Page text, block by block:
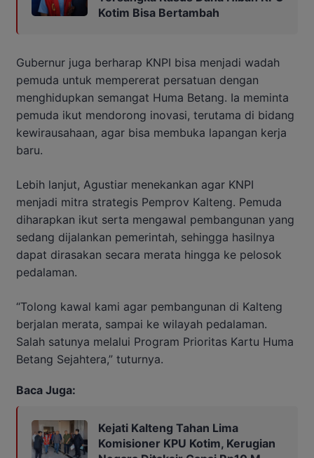
Kotim Bisa Bertambah
Gubernur juga berharap KNPI bisa menjadi wadah
pemuda untuk mempererat persatuan dengan
menghidupkan semangat Huma Betang. Ia meminta
pemuda ikut mendorong inovasi, terutama di bidang
kewirausahaan, agar bisa membuka lapangan kerja
baru.
Lebih lanjut, Agustiar menekankan agar KNPI
menjadi mitra strategis Pemprov Kalteng. Pemuda
diharapkan ikut serta mengawal pembangunan yang
sedang dijalankan pemerintah, sehingga hasilnya
dapat dirasakan secara merata hingga ke pelosok
pedalaman.
“Tolong kawal kami agar pembangunan di Kalteng
berjalan merata, sampai ke wilayah pedalaman.
Salah satunya melalui Program Prioritas Kartu Huma
Betang Sejahtera,” tuturnya.
Baca Juga:
Kejati Kalteng Tahan Lima
Komisioner KPU Kotim, Kerugian